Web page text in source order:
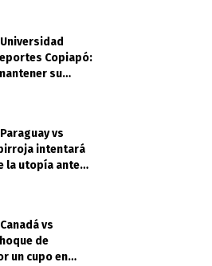
Copiapó:
su
vs
intentará
la utopía ante
vs
de
un cupo en